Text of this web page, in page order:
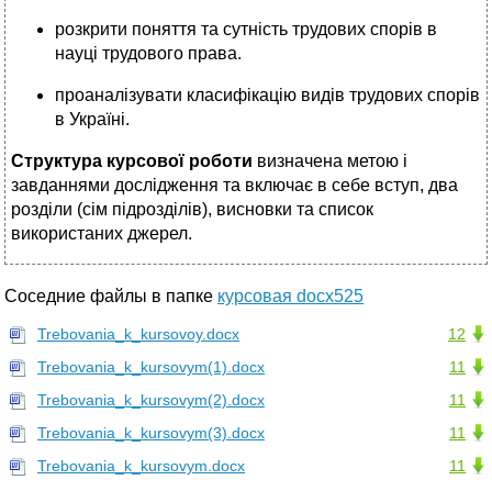
розкрити поняття та сутність трудових спорів в
науці трудового права.
проаналізувати класифікацію видів трудових спорів
в Україні.
Структура курсової роботи визначена метою і
завданнями дослідження та включає в себе вступ, два
розділи (сім підрозділів), висновки та список
використаних джерел.
Соседние файлы в папке курсовая docx525
12
Trebovania_k_kursovoy.docx
11
Trebovania_k_kursovym(1).docx
11
Trebovania_k_kursovym(2).docx
11
Trebovania_k_kursovym(3).docx
11
Trebovania_k_kursovym.docx